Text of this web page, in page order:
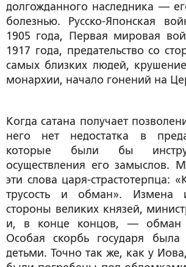
долгожданного наследника —
болезнью. Русско-Японская
1905 года, Первая мировая
1917 года, предательство со
самых близких людей,
монархии, начало гонений на
Когда сатана получает
него нет недостатка в
которые были бы
осуществления его замыслов.
эти слова царя-страстотерпца:
трусость и обман». Измена
стороны великих князей,
и, в конце концов, — обман
Особая скорбь государя была
детьми. Точно так же, как у